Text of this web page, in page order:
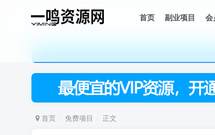
首页 副业项目 会
首页 免费项目 正文